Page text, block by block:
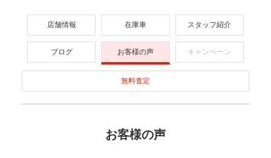
店舗情報 在庫車 スタッフ紹介
ブログ お客様の声 キャンペーン
無料査定
お客様の声